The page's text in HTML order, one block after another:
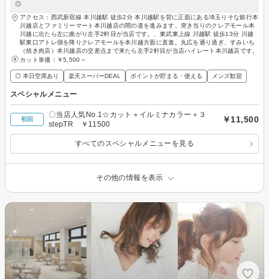
◎
アクセス：西武新宿線 本川越駅 徒歩2分 本川越駅を背に正面にある埼玉りそな銀行本
川越店とファミリーマート本川越店の間の道を進みます。突き当りのクレアモール本
川越に出たら左に曲がり左手2軒目が当店です。、東武東上線 川越駅 徒歩13分 川越
駅東口アトレ側を降りクレアモールを本川越方面に直進。丸広を通り過ぎ、すみいち
（焼き肉店）本川越店の交差点まで来たら左手2軒目が当店ハイレート本川越店です。
カット単価： ￥5,500～
◎ 本日空席あり 楽天スーパーDEAL ポイントが貯まる・使える メンズ歓迎
スペシャルメニュー
初回
〇当店人気No.1☆カット＋イルミナカラー＋３
stepTR ￥11500
￥11,500
すべてのスペシャルメニューを見る
その他の情報を表示